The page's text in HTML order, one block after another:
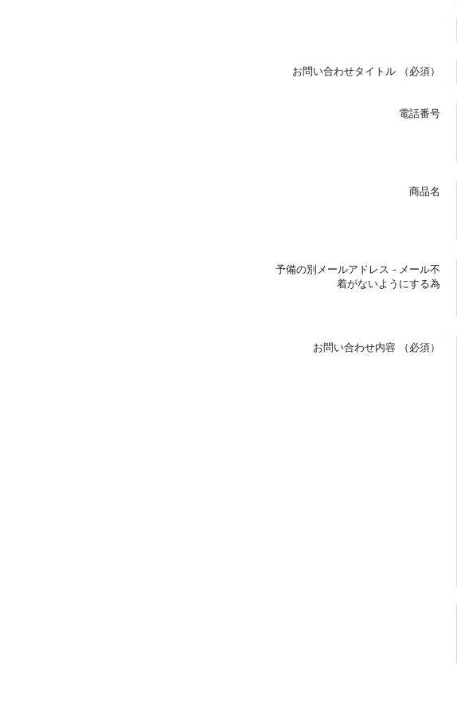
お問い合わせタイトル （必須）
電話番号
商品名
予備の別メールアドレス - メール不
着がないようにする為
お問い合わせ内容 （必須）